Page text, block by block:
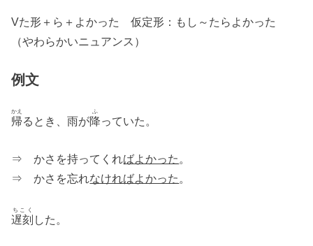
Vた形＋ら＋よかった 仮定形：もし～たらよかった
（やわらかいニュアンス）
例文
帰
かえ
るとき、雨が降
ふ
っていた。
⇒ かさを持ってくればよかった 。
⇒ かさを忘れなければよかった 。
遅刻
ちこく
した。